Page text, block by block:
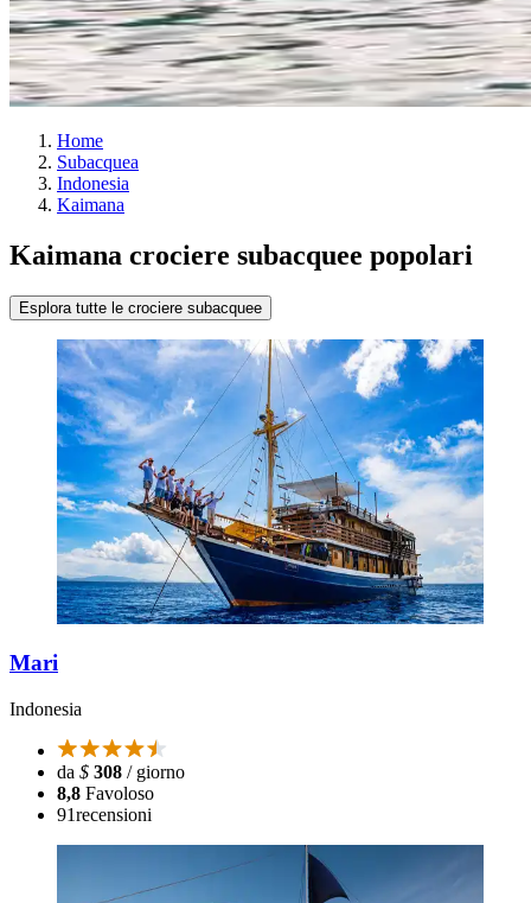
Home
Subacquea
Indonesia
Kaimana
Kaimana crociere subacquee popolari
Esplora tutte le crociere subacquee
Mari
Indonesia
da $ 308 / giorno
8,8 Favoloso
91recensioni